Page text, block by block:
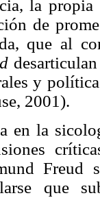
la
de
que al
y
2001).
en la
Freud
que